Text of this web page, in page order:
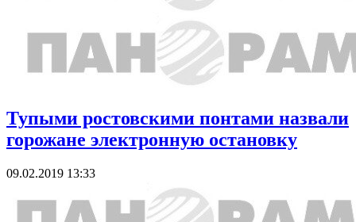
Тупыми ростовскими понтами назвали
горожане электронную остановку
09.02.2019 13:33